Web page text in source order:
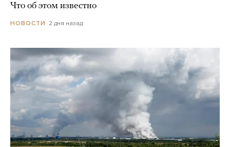
Что об этом известно
НОВОСТИ 2 дня назад